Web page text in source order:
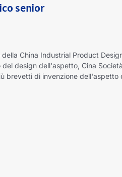
senior
China Industrial Product
del design dell'aspetto, Cina
brevetti di invenzione dell'aspetto